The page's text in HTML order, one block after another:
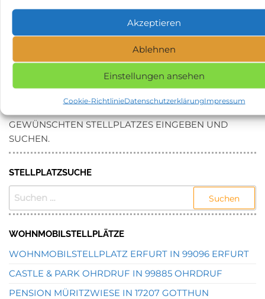
Akzeptieren
Ablehnen
Einstellungen ansehen
Cookie-RichtlinieDatenschutzerklärungImpressum
Beitrag
Water sports & leisure
Schweich
Wohnmobilstellplatz Media
Docks in 23554 Lübeck
Kategorie
Stellplatz in 21272 Egestorf
GEWÜNSCHTEN STELLPLATZES EINGEBEN UND
SUCHEN.
STELLPLATZSUCHE
SUCHEN
WOHNMOBILSTELLPLÄTZE
WOHNMOBILSTELLPLATZ ERFURT IN 99096 ERFURT
CASTLE & PARK OHRDRUF IN 99885 OHRDRUF
PENSION MÜRITZWIESE IN 17207 GOTTHUN